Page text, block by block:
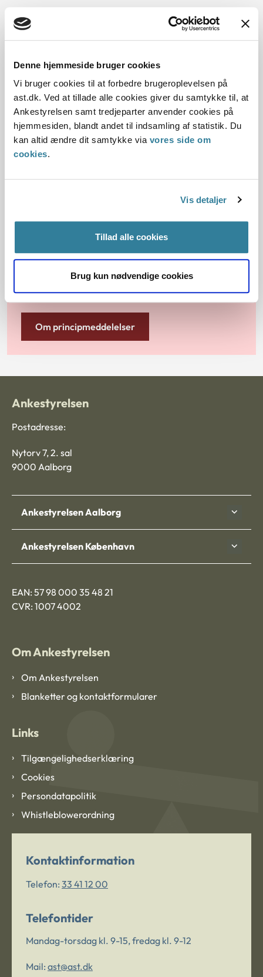
Denne hjemmeside bruger cookies
Vi bruger cookies til at forbedre brugeroplevelsen på
ast.dk. Ved at tillade alle cookies giver du samtykke til, at
Ankestyrelsen samt tredjeparter anvender cookies på
hjemmesiden, blandt andet til indsamling af statistik. Du
kan altid ændre dit samtykke via vores side om
cookies.
Vis detaljer
Tillad alle cookies
Brug kun nødvendige cookies
01-01-2006
Serviceloven
Botilbud
Ledsagelse, der gives af botilbuddet til lægeordineret
ridefysioterapi, var ikke ledsagelse i en form, der svarede til
den individuelle ledsageordning...
Klik på "Vis kun eksakte resultater" under søgefeltet
for præcise søgeresultater.
LÆS MERE
Om principmeddelelser
Ankestyrelsen
Postadresse:
Nytorv 7, 2. sal
9000 Aalborg
Ankestyrelsen Aalborg
Ankestyrelsen København
EAN: 57 98 000 35 48 21
CVR: 1007 4002
Om Ankestyrelsen
Om Ankestyrelsen
Blanketter og kontaktformularer
Links
Tilgængelighedserklæring
Cookies
Persondatapolitik
Whistleblowerordning
Kontaktinformation
Telefon: 33 41 12 00
Telefontider
Mandag-torsdag kl. 9-15, fredag kl. 9-12
Mail: ast@ast.dk